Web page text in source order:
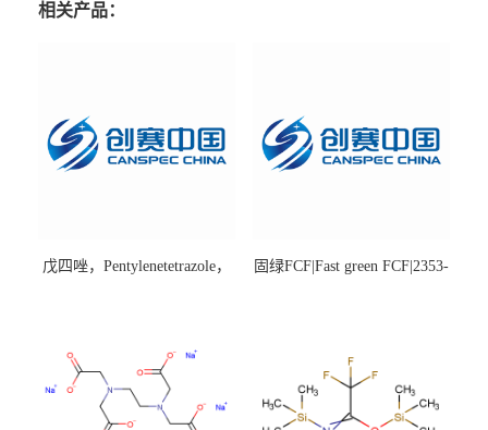
相关产品：
戊四唑，Pentylenetetrazole，
固绿FCF|Fast green FCF|2353-